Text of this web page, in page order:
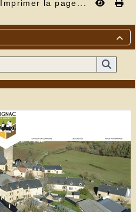
Imprimer la page...
